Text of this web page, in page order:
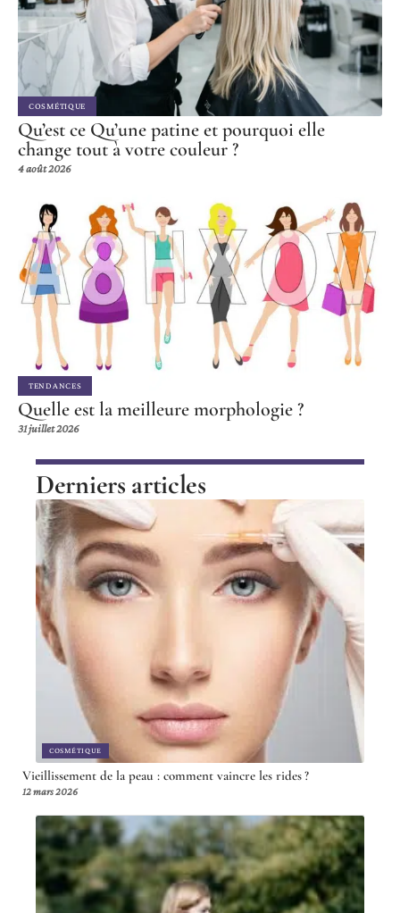
COSMÉTIQUE
Qu’est ce Qu’une patine et pourquoi elle
change tout à votre couleur ?
4 août 2026
TENDANCES
Quelle est la meilleure morphologie ?
31 juillet 2026
Derniers articles
COSMÉTIQUE
Vieillissement de la peau : comment vaincre les rides ?
12 mars 2026